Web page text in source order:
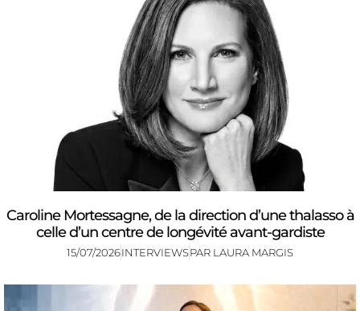
Caroline Mortessagne, de la direction d’une thalasso à
celle d’un centre de longévité avant-gardiste
15/07/2026INTERVIEWSPAR LAURA MARGIS